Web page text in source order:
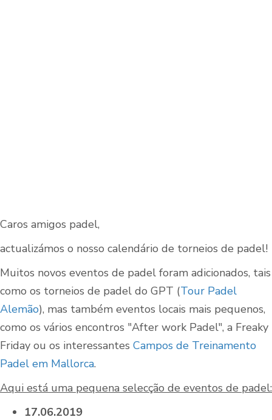
Caros amigos padel,
actualizámos o nosso calendário de torneios de padel!
Muitos novos eventos de padel foram adicionados, tais
como os torneios de padel do GPT (Tour Padel
Alemão), mas também eventos locais mais pequenos,
como os vários encontros "After work Padel", a Freaky
Friday ou os interessantes Campos de Treinamento
Padel em Mallorca.
Aqui está uma pequena selecção de eventos de padel:
17.06.2019